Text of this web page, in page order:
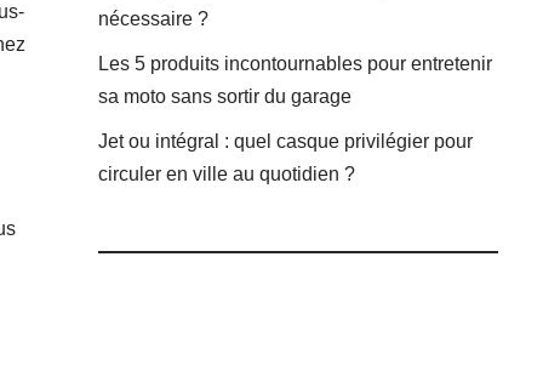
nécessaire ?
Les 5 produits incontournables pour entretenir
sa moto sans sortir du garage
Jet ou intégral : quel casque privilégier pour
circuler en ville au quotidien ?